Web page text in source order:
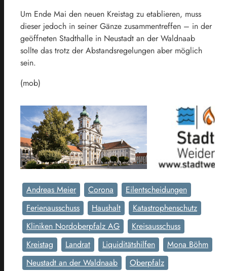
Um Ende Mai den neuen Kreistag zu etablieren, muss
dieser jedoch in seiner Gänze zusammentreffen – in der
geöffneten Stadthalle in Neustadt an der Waldnaab
sollte das trotz der Abstandsregelungen aber möglich
sein.
(mob)
Andreas Meier Corona
Eilentscheidungen
Ferienausschuss
Haushalt
Katastrophenschutz
Kliniken Nordoberpfalz AG
Kreisausschuss
Kreistag
Landrat Liquiditätshilfen
Mona Böhm
Neustadt an der Waldnaab
Oberpfalz